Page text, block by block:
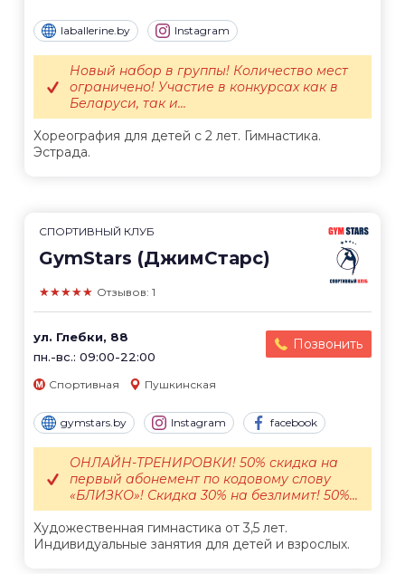
laballerine.by Instagram
Хореография для детей с 2 лет. Гимнастика.
Эстрада.
Новый набор в группы! Количество мест
ограничено! Участие в конкурсах как в
Беларуси, так и...
СПОРТИВНЫЙ КЛУБ
GymStars (ДжимСтарс)
★★★★★ Отзывов: 1
ул. Глебки, 88
пн.-вс.: 09:00-22:00
Позвонить
Спортивная Пушкинская
gymstars.by Instagram facebook
Художественная гимнастика от 3,5 лет.
Индивидуальные занятия для детей и взрослых.
ОНЛАЙН-ТРЕНИРОВКИ! 50% скидка на
первый абонемент по кодовому слову
«БЛИЗКО»! Скидка 30% на безлимит! 50%...